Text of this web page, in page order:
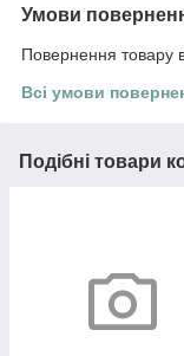
Умови
Повернення товару
Всі умови
Подібні товари